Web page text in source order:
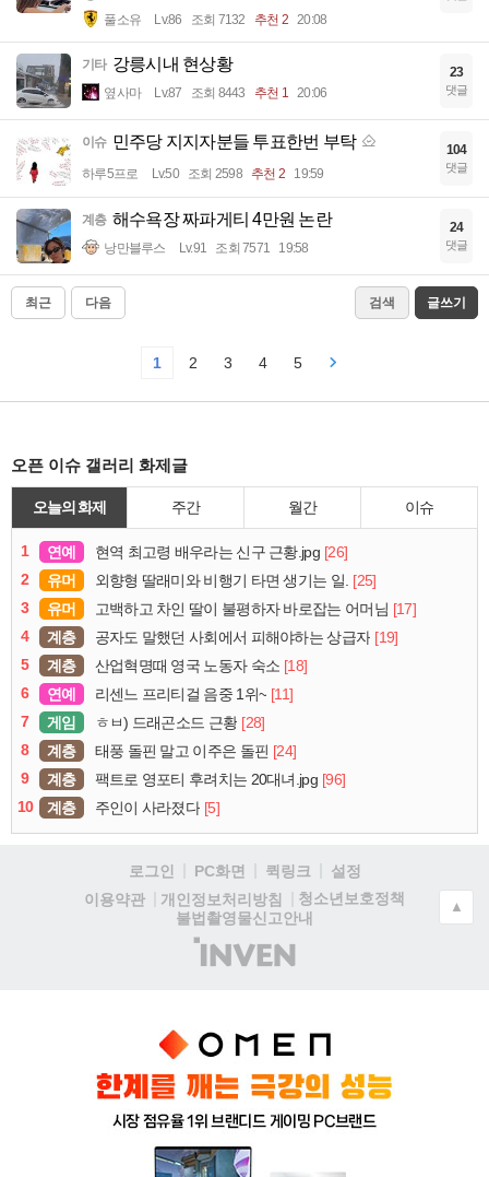
풀소유 Lv.86 조회 7132 추천 2 20:08
기타 강릉시내 현상황
옆사마 Lv.87 조회 8443 추천 1 20:06
23
댓글
이슈 민주당 지지자분들 투표한번 부탁
하루5프로 Lv.50 조회 2598 추천 2 19:59
104
댓글
계층 해수욕장 짜파게티 4만원 논란
낭만블루스 Lv.91 조회 7571 19:58
24
댓글
최근 다음 검색 글쓰기
1 2 3 4 5
오픈 이슈 갤러리 화제글
오늘의 화제 주간 월간 이슈
1 연예 현역 최고령 배우라는 신구 근황.jpg [26]
2
유머 외향형 딸래미와 비행기 타면 생기는 일. [25]
3
유머 고백하고 차인 딸이 불평하자 바로잡는 어머님 [17]
4
계층 공자도 말했던 사회에서 피해야하는 상급자 [19]
5
계층 산업혁명때 영국 노동자 숙소 [18]
6
연예 리센느 프리티걸 음중 1위~ [11]
7
게임 ㅎㅂ) 드래곤소드 근황 [28]
8
계층 태풍 돌핀 말고 이주은 돌핀 [24]
9
계층 팩트로 영포티 후려치는 20대녀.jpg [96]
10
계층 주인이 사라졌다 [5]
로그인 PC화면 퀵링크
설정
이용약관
개인정보처리방침
청소년보호정책
불법촬영물신고안내
(주)
인
▲